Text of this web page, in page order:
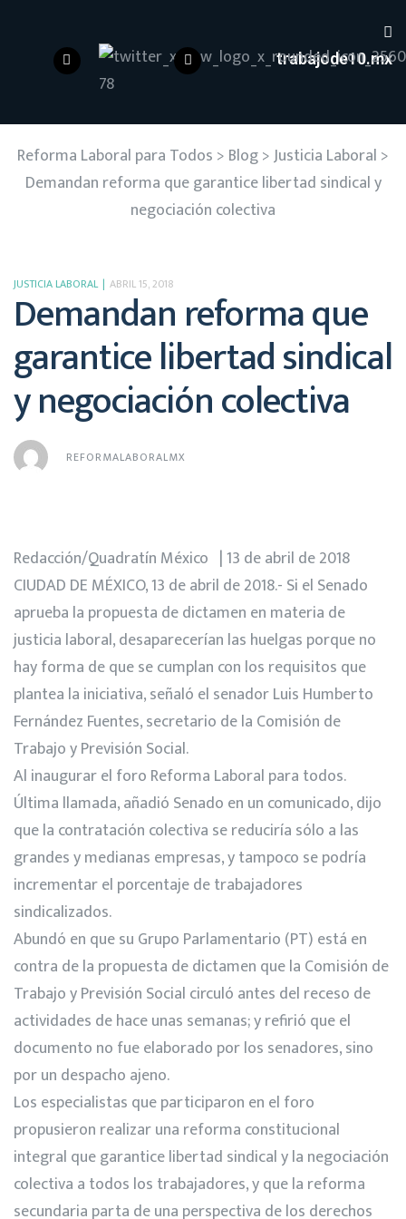
trabajode10.mx
Reforma Laboral para Todos > Blog>Justicia Laboral >
Demandan reforma que garantice libertad sindical y
negociación colectiva
JUSTICIA LABORAL ABRIL 15, 2018
Demandan reforma que
garantice libertad sindical
y negociación colectiva
REFORMALABORALMX
Redacción/Quadratín México | 13 de abril de 2018
CIUDAD DE MÉXICO, 13 de abril de 2018.- Si el Senado
aprueba la propuesta de dictamen en materia de
justicia laboral, desaparecerían las huelgas porque no
hay forma de que se cumplan con los requisitos que
plantea la iniciativa, señaló el senador Luis Humberto
Fernández Fuentes, secretario de la Comisión de
Trabajo y Previsión Social.
Al inaugurar el foro Reforma Laboral para todos.
Última llamada, añadió Senado en un comunicado, dijo
que la contratación colectiva se reduciría sólo a las
grandes y medianas empresas, y tampoco se podría
incrementar el porcentaje de trabajadores
sindicalizados.
Abundó en que su Grupo Parlamentario (PT) está en
contra de la propuesta de dictamen que la Comisión de
Trabajo y Previsión Social circuló antes del receso de
actividades de hace unas semanas; y refirió que el
documento no fue elaborado por los senadores, sino
por un despacho ajeno.
Los especialistas que participaron en el foro
propusieron realizar una reforma constitucional
integral que garantice libertad sindical y la negociación
colectiva a todos los trabajadores, y que la reforma
secundaria parta de una perspectiva de los derechos